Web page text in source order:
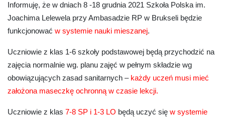
Informuję, że w dniach 8 -18 grudnia 2021 Szkoła Polska im.
Joachima Lelewela przy Ambasadzie RP w Brukseli będzie
funkcjonować w systemie nauki mieszanej.
Uczniowie z klas 1-6 szkoły podstawowej będą przychodzić na
zajęcia normalnie wg. planu zajęć w pełnym składzie wg
obowiązujących zasad sanitarnych – każdy uczeń musi mieć
założona maseczkę ochronną w czasie lekcji.
Uczniowie z klas 7-8 SP i 1-3 LO będą uczyć się w systemie